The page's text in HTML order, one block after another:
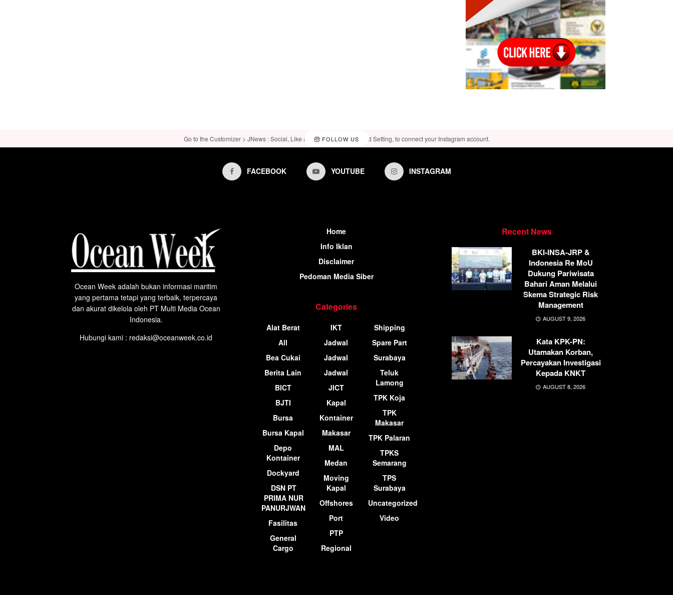
FOLLOW US
Go to the Customizer > JNews : Social, Like & View > Instagram Feed Setting, to connect your Instagram account.
FACEBOOK YOUTUBE INSTAGRAM
Ocean Week adalah bukan informasi maritim
yang pertama tetapi yang terbaik, terpercaya
dan akurat dikelola oleh PT Multi Media Ocean
Indonesia.
Hubungi kami : redaksi@oceanweek.co.id
Home
Info Iklan
Disclaimer
Pedoman Media Siber
Categories
Alat Berat
All
Bea Cukai
Berita Lain
BICT
BJTI
Bursa
Bursa Kapal
Depo
Kontainer
Dockyard
DSN PT
PRIMA NUR
PANURJWAN
Fasilitas
General
Cargo
IKT
Jadwal
Jadwal
Jadwal
JICT
Kapal
Kontainer
Makasar
MAL
Medan
Moving
Kapal
Offshores
Port
PTP
Regional
Shipping
Spare Part
Surabaya
Teluk
Lamong
TPK Koja
TPK
Makasar
TPK Palaran
TPKS
Semarang
TPS
Surabaya
Uncategorized
Video
Recent News
BKI-INSA-JRP &
Indonesia Re MoU
Dukung Pariwisata
Bahari Aman Melalui
Skema Strategic Risk
Management
AUGUST 9, 2026
Kata KPK-PN:
Utamakan Korban,
Percayakan Investigasi
Kepada KNKT
AUGUST 8, 2026